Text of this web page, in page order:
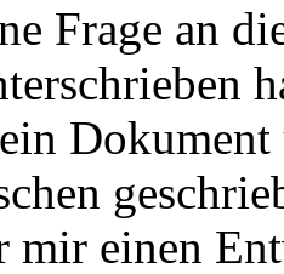
Frage an
mir einen